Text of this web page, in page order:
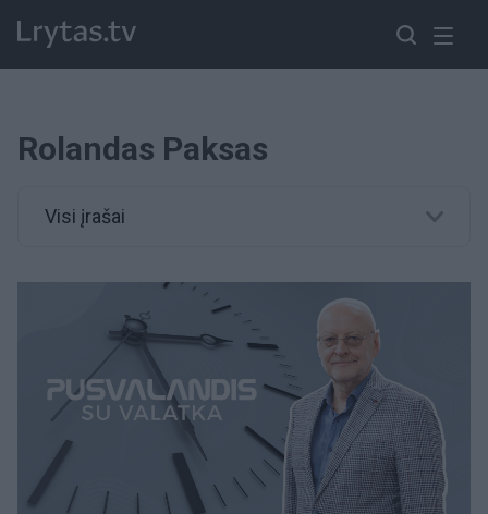
Rolandas Paksas
Visi įrašai